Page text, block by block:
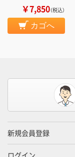
￥7,850（税込）
カゴへ
新規会員登録